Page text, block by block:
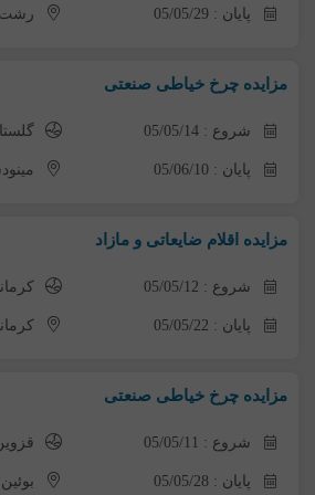
پایان : 05/05/29 رشت
مزایده چرخ خیاطی صنعتی
شروع : 05/05/14
پایان : 05/06/10
مزایده اقلام ضایعاتی و مازاد
شروع : 05/05/12
پایان : 05/05/22
مزایده چرخ خیاطی صنعتی
شروع : 05/05/11
پایان : 05/05/28 بوئین